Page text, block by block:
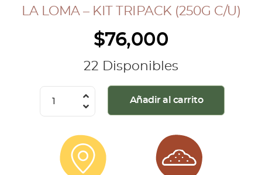
INGRESAR
Cerrar Sesión
LA LOMA – KIT TRIPACK (250G C/U)
$76,000
22 Disponibles
Tripack
Añadir al carrito